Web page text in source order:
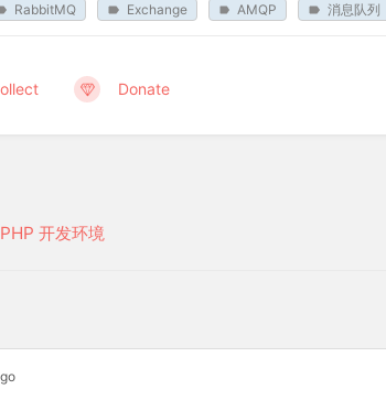
RabbitMQ Exchange AMQP 消息队列
Donate
开发环境